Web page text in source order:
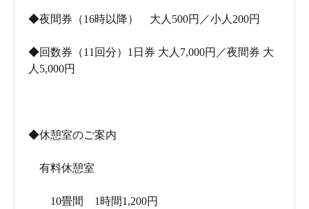
◆夜間券（16時以降） 大人500円／小人200円
◆回数券（11回分）1日券 大人7,000円／夜間券 大
人5,000円
◆休憩室のご案内
有料休憩室
10畳間 1時間1,200円